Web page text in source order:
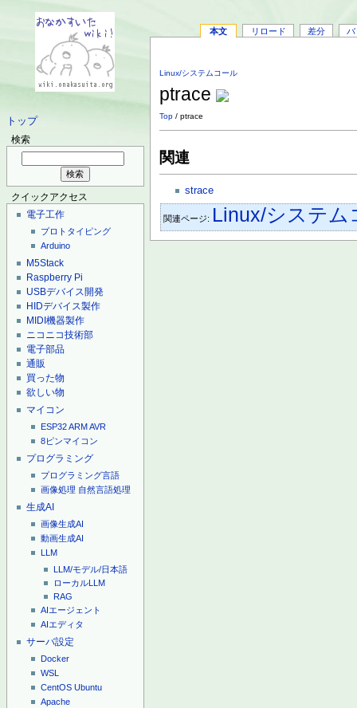
トップ
検索
クイックアクセス
電子工作
プロトタイピング
Arduino
M5Stack
Raspberry Pi
USBデバイス開発
HIDデバイス製作
MIDI機器製作
ニコニコ技術部
電子部品
通販
買った物
欲しい物
マイコン
ESP32ARMAVR
8ピンマイコン
プログラミング
プログラミング言語
画像処理 自然言語処理
生成AI
画像生成AI
動画生成AI
LLM
LLM/モデル/日本語
ローカルLLM
RAG
AIエージェント
AIエディタ
サーバ設定
Docker
WSL
CentOS Ubuntu
Apache
本文 リロード 差分 バ
Linux/システムコール
⁠ptrace
Top / ⁠ptrace
関連
strace
関連ページ: Linux/システム